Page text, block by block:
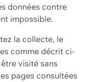
données contre
impossible.
la collecte, le
comme décrit ci-
visité sans
pages consultées